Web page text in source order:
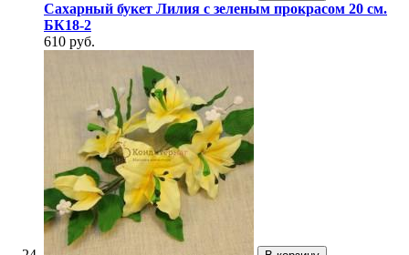
Сахарный букет Лилия с зеленым прокрасом 20 см.
БК18-2
610 руб.